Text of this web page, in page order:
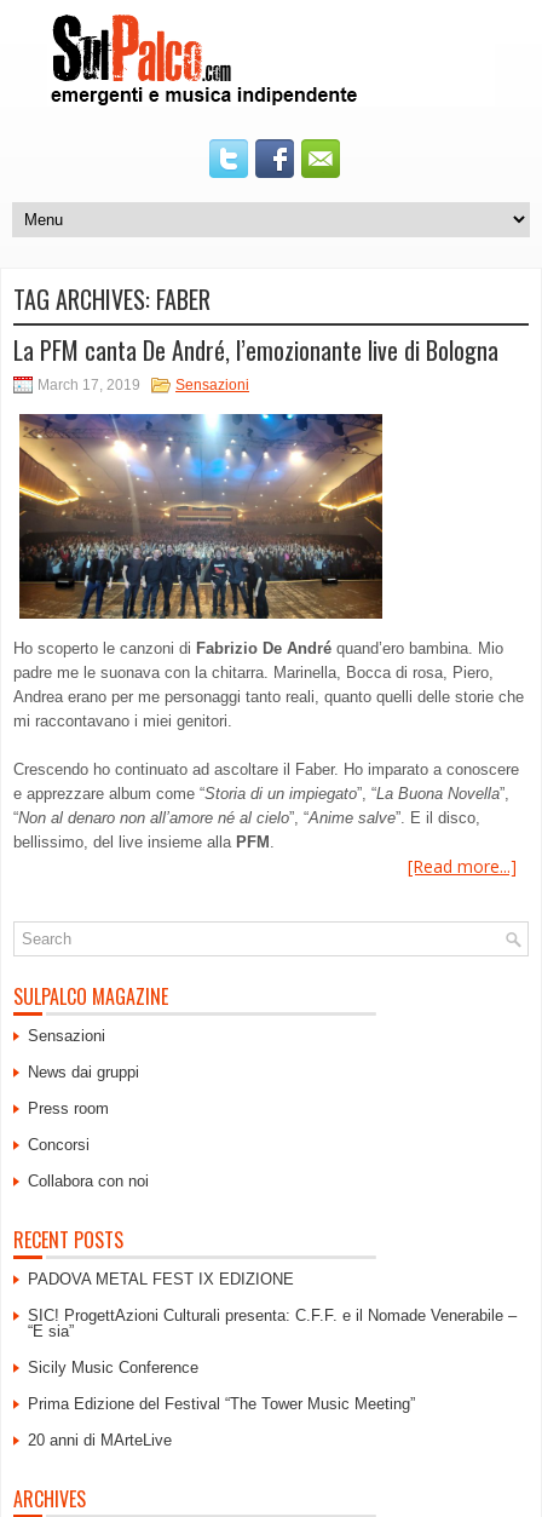
TAG ARCHIVES: FABER
La PFM canta De André, l’emozionante live di Bologna
March 17, 2019 Sensazioni
Ho scoperto le canzoni di Fabrizio De André quand’ero bambina. Mio
padre me le suonava con la chitarra. Marinella, Bocca di rosa, Piero,
Andrea erano per me personaggi tanto reali, quanto quelli delle storie che
mi raccontavano i miei genitori.
Crescendo ho continuato ad ascoltare il Faber. Ho imparato a conoscere
e apprezzare album come “Storia di un impiegato”, “La Buona Novella”,
“Non al denaro non all’amore né al cielo”, “Anime salve”. E il disco,
bellissimo, del live insieme alla PFM
[Read more...]
SULPALCO MAGAZINE
Sensazioni
News dai gruppi
Press room
Concorsi
Collabora con noi
RECENT POSTS
PADOVA METAL FEST IX EDIZIONE
SIC! ProgettAzioni Culturali presenta: C.F.F. e il Nomade Venerabile –
“E sia”
Sicily Music Conference
Prima Edizione del Festival “The Tower Music Meeting”
20 anni di MArteLive
ARCHIVES